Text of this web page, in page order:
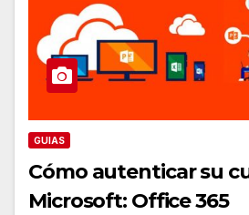
GUIAS
Cómo autenticar su
Microsoft: Office 365